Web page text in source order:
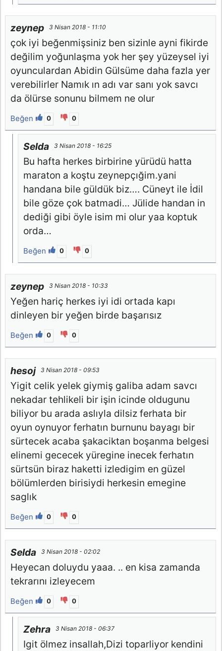
zeynep 3 Nisan 2018 - 11:10
çok iyi beğenmişsiniz ben sizinle ayni fikirde
değilim yoğunlaşma yok her şey yüzeysel iyi
oyunculardan Abidin Gülsüme daha fazla yer
verebilirler Namık ın adı var sanı yok savcı
da ölürse sonunu bilmem ne olur
Beğen 0 0
Selda 3 Nisan 2018 - 16:25
Bu hafta herkes birbirine yürüdü hatta
maraton a koştu zeynepçığim.yani
handana bile güldük biz…. Cüneyt ile İdil
bile göze çok batmadi… Jülide handan in
dediği gibi öyle isim mi olur yaa koptuk
orda…
Beğen 0 0
zeynep 3 Nisan 2018 - 10:33
Yeğen hariç herkes iyi idi ortada kapı
dinleyen bir yeğen birde başarısız
Beğen 0 0
hesoj 3 Nisan 2018 - 09:53
Yigit celik yelek giymiş galiba adam savcı
nekadar tehlikeli bir işin icinde oldugunu
biliyor bu arada aslıyla dilsiz ferhata bir
oyun oynuyor ferhatın burnunu bayagı bir
sürtecek acaba şakaciktan boşanma belgesi
elinemi gececek yüregine inecek ferhatın
sürtsün biraz haketti izledigim en güzel
bölümlerden birisiydi herkesin emegine
saglık
Beğen 0 0
Selda 3 Nisan 2018 - 02:02
Heyecan doluydu yaaa. .. en kisa zamanda
tekrarını izleyecem
Beğen 0 0
Zehra 3 Nisan 2018 - 06:37
Igit ölmez insallah,Dizi toparliyor kendini